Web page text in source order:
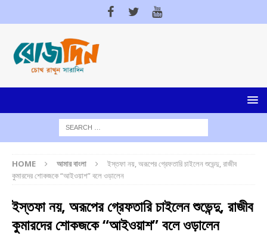
HOME আমার বাংলা
ইস্তফা নয়, অরূপের গ্রেফতারি চাইলেন শুভেন্দু, রাজীব
কুমারদের শোকজকে “আইওয়াশ” বলে ওড়ালেন
ইস্তফা নয়, অরূপের গ্রেফতারি চাইলেন শুভেন্দু, রাজীব
কুমারদের শোকজকে “আইওয়াশ” বলে ওড়ালেন